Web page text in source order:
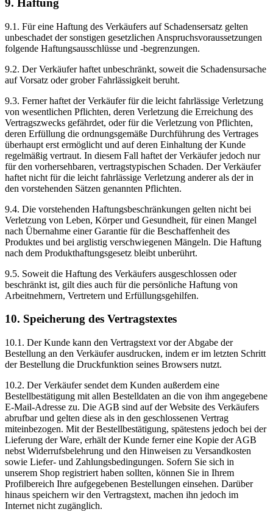
9. Haftung
9.1. Für eine Haftung des Verkäufers auf Schadensersatz gelten
unbeschadet der sonstigen gesetzlichen Anspruchsvoraussetzungen
folgende Haftungsausschlüsse und -begrenzungen.
9.2. Der Verkäufer haftet unbeschränkt, soweit die Schadensursache
auf Vorsatz oder grober Fahrlässigkeit beruht.
9.3. Ferner haftet der Verkäufer für die leicht fahrlässige Verletzung
von wesentlichen Pflichten, deren Verletzung die Erreichung des
Vertragszwecks gefährdet, oder für die Verletzung von Pflichten,
deren Erfüllung die ordnungsgemäße Durchführung des Vertrages
überhaupt erst ermöglicht und auf deren Einhaltung der Kunde
regelmäßig vertraut. In diesem Fall haftet der Verkäufer jedoch nur
für den vorhersehbaren, vertragstypischen Schaden. Der Verkäufer
haftet nicht für die leicht fahrlässige Verletzung anderer als der in
den vorstehenden Sätzen genannten Pflichten.
9.4. Die vorstehenden Haftungsbeschränkungen gelten nicht bei
Verletzung von Leben, Körper und Gesundheit, für einen Mangel
nach Übernahme einer Garantie für die Beschaffenheit des
Produktes und bei arglistig verschwiegenen Mängeln. Die Haftung
nach dem Produkthaftungsgesetz bleibt unberührt.
9.5. Soweit die Haftung des Verkäufers ausgeschlossen oder
beschränkt ist, gilt dies auch für die persönliche Haftung von
Arbeitnehmern, Vertretern und Erfüllungsgehilfen.
10. Speicherung des Vertragstextes
10.1. Der Kunde kann den Vertragstext vor der Abgabe der
Bestellung an den Verkäufer ausdrucken, indem er im letzten Schritt
der Bestellung die Druckfunktion seines Browsers nutzt.
10.2. Der Verkäufer sendet dem Kunden außerdem eine
Bestellbestätigung mit allen Bestelldaten an die von ihm angegebene
E-Mail-Adresse zu. Die AGB sind auf der Website des Verkäufers
abrufbar und gelten diese als in den geschlossenen Vertrag
miteinbezogen. Mit der Bestellbestätigung, spätestens jedoch bei der
Lieferung der Ware, erhält der Kunde ferner eine Kopie der AGB
nebst Widerrufsbelehrung und den Hinweisen zu Versandkosten
sowie Liefer- und Zahlungsbedingungen. Sofern Sie sich in
unserem Shop registriert haben sollten, können Sie in Ihrem
Profilbereich Ihre aufgegebenen Bestellungen einsehen. Darüber
hinaus speichern wir den Vertragstext, machen ihn jedoch im
Internet nicht zugänglich.